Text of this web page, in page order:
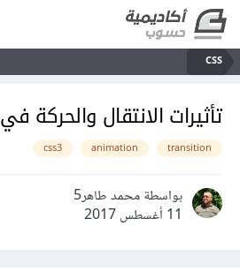
CSS
تأثيرات الانتقال والحركة في CSS
transition
animation
css3
بواسطة محمد طاهر5
11 أغسطس 2017